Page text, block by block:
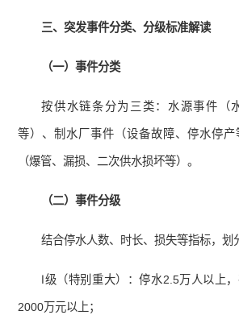
三、突发事件分类、分级标准解读
（一）事件分类
按供水链条分为三类：水源事件（
等）、制水厂事件（设备故障、停水停
（爆管、漏损、二次供水损坏等）。
（二）事件分级
结合停水人数、时长、损失等指标，划
Ⅰ级（特别重大）：停水2.5万人以上
2000万元以上；